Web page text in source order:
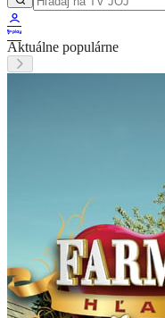
Aktuálne populárne